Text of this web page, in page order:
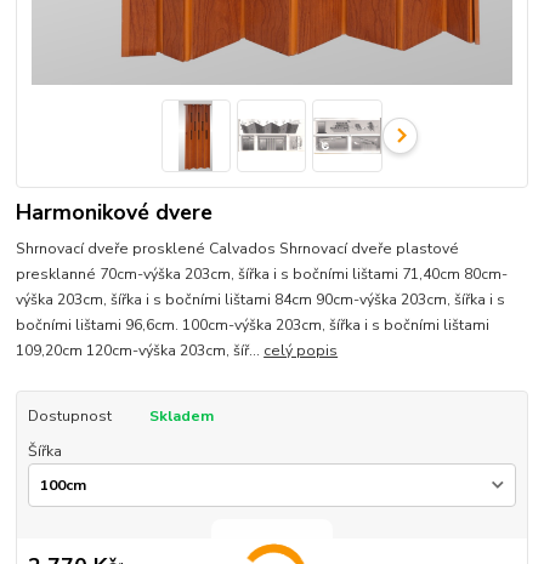
Harmonikové dvere
Shrnovací dveře prosklené Calvados Shrnovací dveře plastové
presklanné 70cm-výška 203cm, šířka i s bočními lištami 71,40cm 80cm-
výška 203cm, šířka i s bočními lištami 84cm 90cm-výška 203cm, šířka i s
bočními lištami 96,6cm. 100cm-výška 203cm, šířka i s bočními lištami
109,20cm 120cm-výška 203cm, šíř... celý popis
Dostupnost
Skladem
Šířka